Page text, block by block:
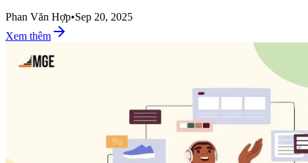
Phan Văn Hợp•Sep 20, 2025
Xem thêm